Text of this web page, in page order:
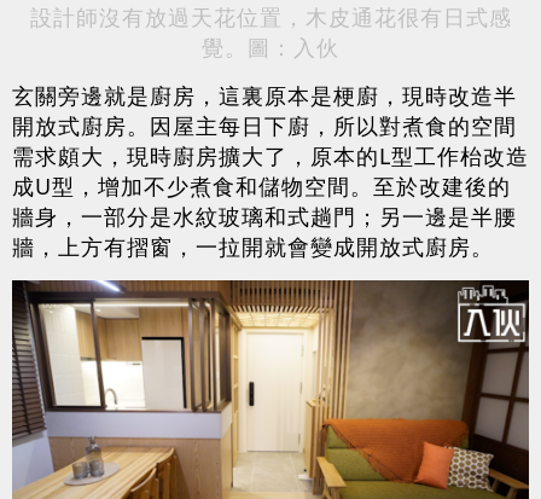
設計師沒有放過天花位置，木皮通花很有日式感
覺。圖：入伙
玄關旁邊就是廚房，這裏原本是梗廚，現時改造半
開放式廚房。因屋主每日下廚，所以對煮食的空間
需求頗大，現時廚房擴大了，原本的L型工作枱改造
成U型，增加不少煮食和儲物空間。至於改建後的
牆身，一部分是水紋玻璃和式趟門；另一邊是半腰
牆，上方有摺窗，一拉開就會變成開放式廚房。